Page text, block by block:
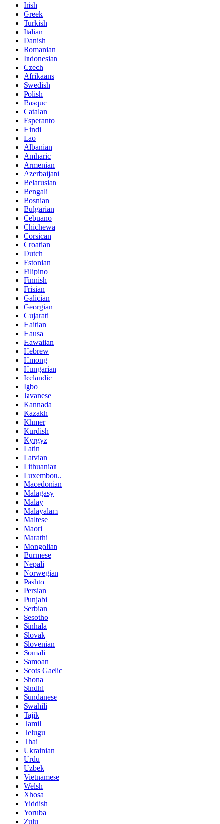
Irish
Greek
Turkish
Italian
Danish
Romanian
Indonesian
Czech
Afrikaans
Swedish
Polish
Basque
Catalan
Esperanto
Hindi
Lao
Albanian
Amharic
Armenian
Azerbaijani
Belarusian
Bengali
Bosnian
Bulgarian
Cebuano
Chichewa
Corsican
Croatian
Dutch
Estonian
Filipino
Finnish
Frisian
Galician
Georgian
Gujarati
Haitian
Hausa
Hawaiian
Hebrew
Hmong
Hungarian
Icelandic
Igbo
Javanese
Kannada
Kazakh
Khmer
Kurdish
Kyrgyz
Latin
Latvian
Lithuanian
Luxembou..
Macedonian
Malagasy
Malay
Malayalam
Maltese
Maori
Marathi
Mongolian
Burmese
Nepali
Norwegian
Pashto
Persian
Punjabi
Serbian
Sesotho
Sinhala
Slovak
Slovenian
Somali
Samoan
Scots Gaelic
Shona
Sindhi
Sundanese
Swahili
Tajik
Tamil
Telugu
Thai
Ukrainian
Urdu
Uzbek
Vietnamese
Welsh
Xhosa
Yiddish
Yoruba
Zulu